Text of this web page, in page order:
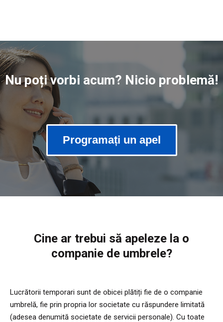
Nu poți vorbi acum? Nicio problemă!
Programați un apel
Cine ar trebui să apeleze la o
companie de umbrele?
Lucrătorii temporari sunt de obicei plătiți fie de o companie
umbrelă, fie prin propria lor societate cu răspundere limitată
(adesea denumită societate de servicii personale). Cu toate